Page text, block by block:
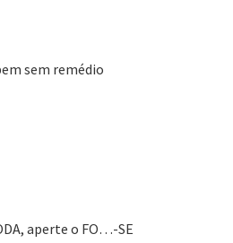
sem remédio
aperte o FO…-SE